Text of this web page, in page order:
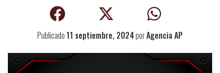
Publicado 11 septiembre, 2024porAgencia AP